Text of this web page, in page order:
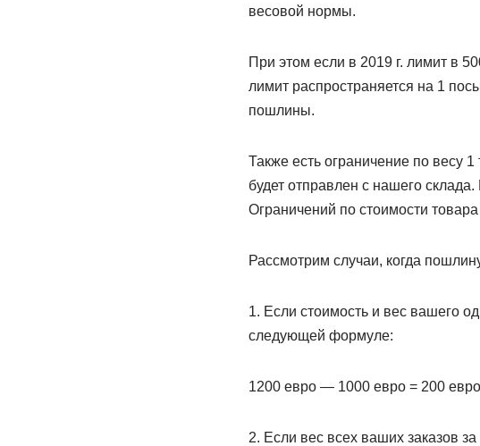
весовой нормы.
При этом если в 2019 г. лимит в
лимит распространяется на 1
пошлины.
Также есть ограничение по весу
будет отправлен с нашего
Ограничений по стоимости
Рассмотрим случаи, когда
1. Если стоимость и вес вашего
следующей формуле:
1200 евро — 1000 евро = 200
2. Если вес всех ваших заказов